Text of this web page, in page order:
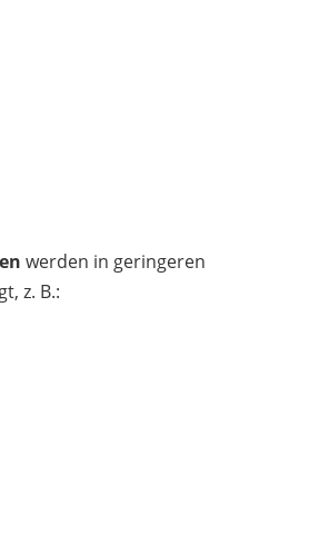
werden in geringeren
z. B.: